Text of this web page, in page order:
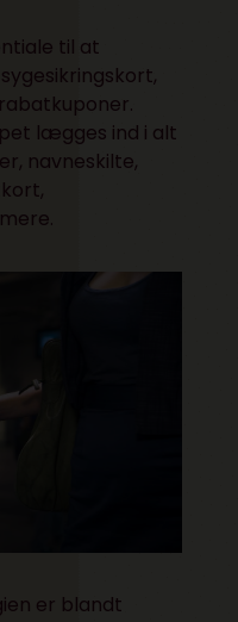
til at
lægges ind i alt
navneskilte,
er blandt